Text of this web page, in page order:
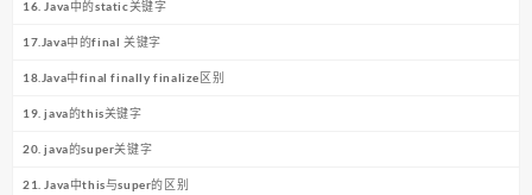
16. Java中的static关键字
17.Java中的final 关键字
18.Java中final finally finalize区别
19. java的this关键字
20. java的super关键字
21. Java中this与super的区别